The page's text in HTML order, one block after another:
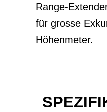
Range-
für grosse
Höhenmeter.